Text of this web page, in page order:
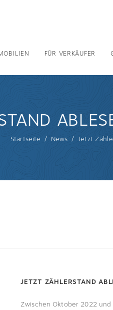
FÜR VERKÄUFER
Startseite News Jetzt
JETZT ZÄHLERSTAND
Zwischen Oktober 2022